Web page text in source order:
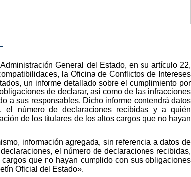
General del Estado, en su artículo 22,
la Oficina de Conflictos de Intereses
un informe detallado sobre el cumplimiento por
de declarar, así como de las infracciones
a sus responsables. Dicho informe contendrá datos
el número de declaraciones recibidas y a quién
de los titulares de los altos cargos que no hayan
información agregada, sin referencia a datos de
el número de declaraciones recibidas,
que no hayan cumplido con sus obligaciones
Oficial del Estado».